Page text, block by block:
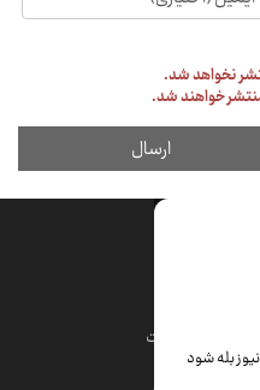
بله شود
قیمت درهم امارات